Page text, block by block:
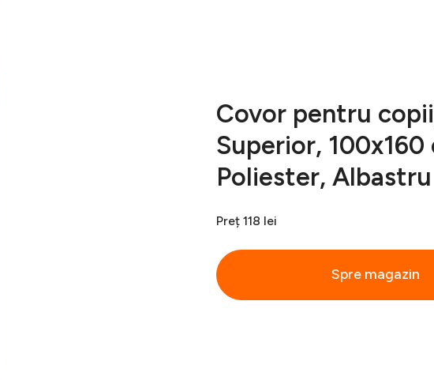
Covor pentru
Superior, 100x160
Poliester, Albastru
Preț 118 lei
Spre magazin